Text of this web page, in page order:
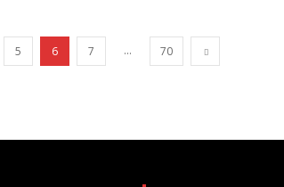
5 6 7 ... 70